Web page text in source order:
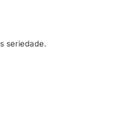
seriedade.